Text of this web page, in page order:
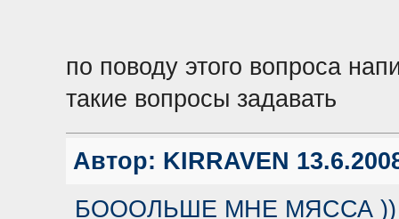
по поводу этого вопроса
такие вопросы задавать
Автор: KIRRAVEN
БОООЛЬШЕ МНЕ МЯССА ))